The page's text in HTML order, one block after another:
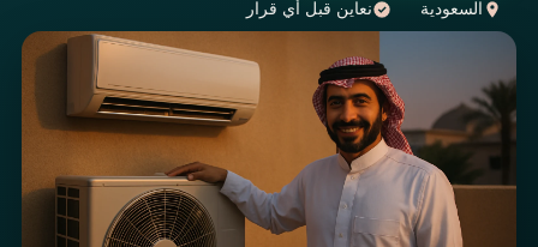
السعودية نعاين قبل أي قرار